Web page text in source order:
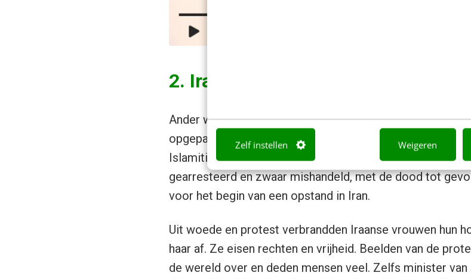
Zelf instellen Weigeren
2. Iran staat in vuur en vlam, is dit
Ander wereldnieuws was de dood van Mahsa Amini. De
opgepakt door de zedenpolitie omdat ze zich niet had
Islamitische geloof. Amini had namelijk haar hoofd niet
gearresteerd en zwaar mishandeld, met de dood tot
voor het begin van een opstand in Iran.
Uit woede en protest verbrandden Iraanse vrouwen hun
haar af. Ze eisen rechten en vrijheid. Beelden van de
de wereld over en deden mensen veel. Zelfs minister